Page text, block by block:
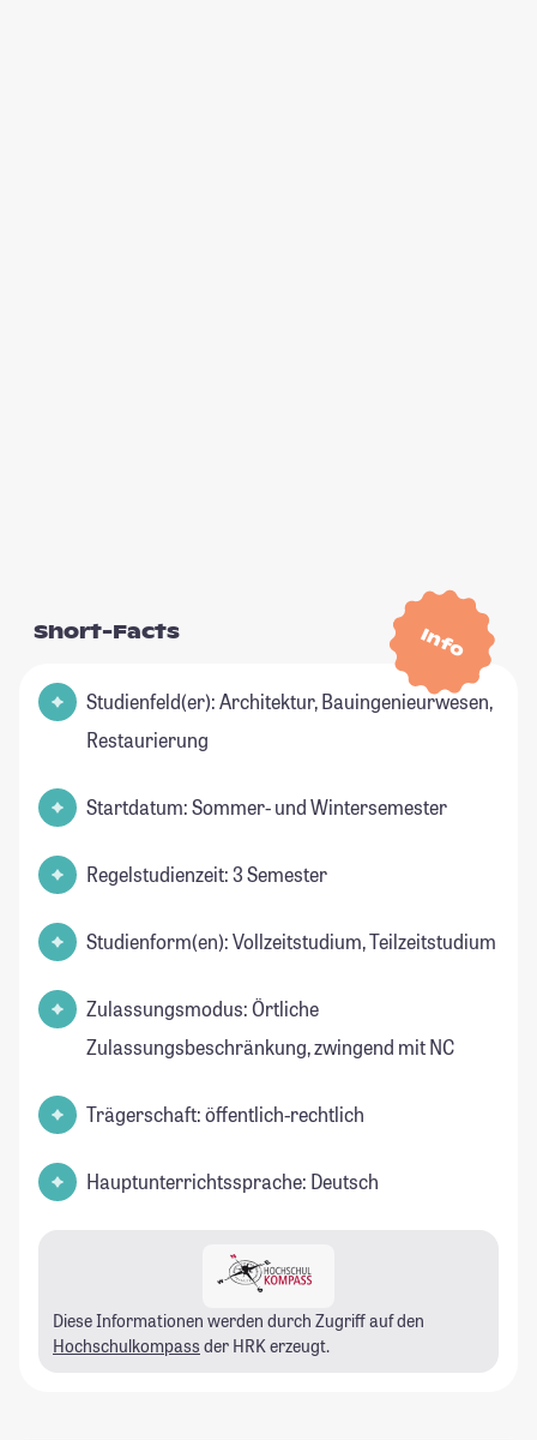
Info
Short-Facts
Studienfeld(er): Architektur, Bauingenieurwesen,
Restaurierung
Startdatum: Sommer- und Wintersemester
Regelstudienzeit: 3 Semester
Studienform(en): Vollzeitstudium, Teilzeitstudium
Zulassungsmodus: Örtliche
Zulassungsbeschränkung, zwingend mit NC
Trägerschaft: öffentlich-rechtlich
Hauptunterrichtssprache: Deutsch
Diese Informationen werden durch Zugriff auf den
Hochschulkompass der HRK erzeugt.